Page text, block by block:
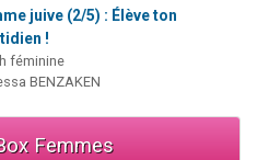
juive (2/5) : Élève ton
!
féminine
BENZAKEN
Femmes